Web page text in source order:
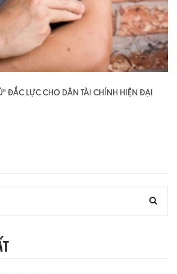
ĐẮC LỰC CHO DÂN TÀI CHÍNH HIỆN ĐẠI